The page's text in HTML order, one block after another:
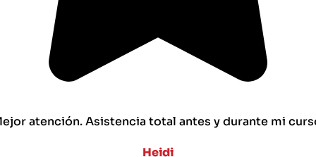
atención. Asistencia total antes y durante mi
Heidi